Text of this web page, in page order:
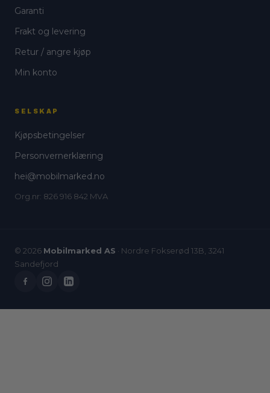
Garanti
Frakt og levering
Retur / angre kjøp
Min konto
SELSKAP
Kjøpsbetingelser
Personvernerklæring
hei@mobilmarked.no
Org.nr: 826 916 842 MVA
© 2026 Mobilmarked AS · Nordre Fokserød 13B, 3241
Sandefjord